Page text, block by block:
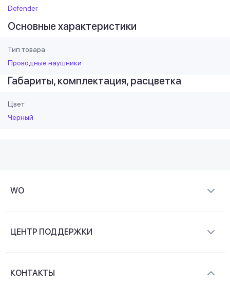
Defender
Основные характеристики
Тип товара
Проводные наушники
Габариты, комплектация, расцветка
Цвет
Чёрный
WO
Контакты
ЦЕНТР ПОДДЕРЖКИ
КОНТАКТЫ